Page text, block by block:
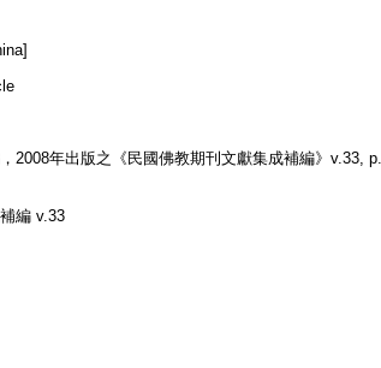
2008年出版之《民國佛教期刊文獻集成補編》v.33,
編 v.33